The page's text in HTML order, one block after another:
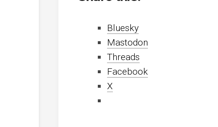
Bluesky
Mastodon
Threads
Facebook
X